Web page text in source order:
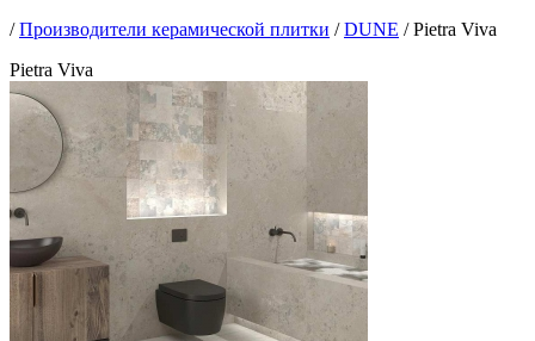
/Производители керамической плитки /DUNE / Pietra Viva
Pietra Viva